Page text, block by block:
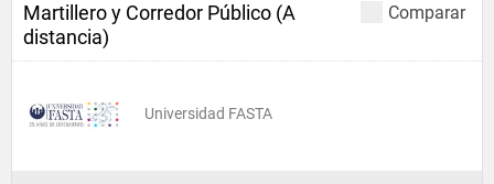
Comparar
Martillero y Corredor Público (A
distancia)
Universidad FASTA